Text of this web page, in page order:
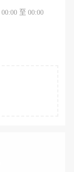
00:00 至 00:00